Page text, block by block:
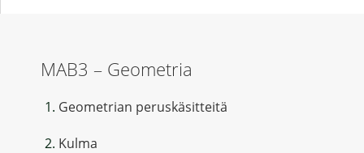
MAB3 – Geometria
Geometrian peruskäsitteitä
Kulma